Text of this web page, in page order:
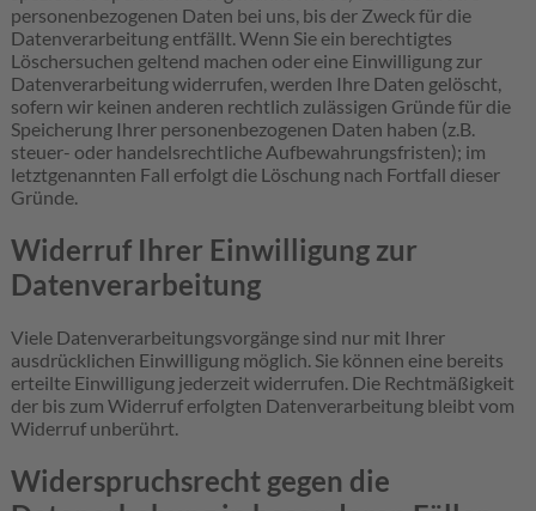
personenbezogenen Daten bei uns, bis der Zweck für die
Datenverarbeitung entfällt. Wenn Sie ein berechtigtes
Löschersuchen geltend machen oder eine Einwilligung zur
Datenverarbeitung widerrufen, werden Ihre Daten gelöscht,
sofern wir keinen anderen rechtlich zulässigen Gründe für die
Speicherung Ihrer personenbezogenen Daten haben (z.B.
steuer- oder handelsrechtliche Aufbewahrungsfristen); im
letztgenannten Fall erfolgt die Löschung nach Fortfall dieser
Gründe.
Widerruf Ihrer Einwilligung zur
Datenverarbeitung
Viele Datenverarbeitungsvorgänge sind nur mit Ihrer
ausdrücklichen Einwilligung möglich. Sie können eine bereits
erteilte Einwilligung jederzeit widerrufen. Die Rechtmäßigkeit
der bis zum Widerruf erfolgten Datenverarbeitung bleibt vom
Widerruf unberührt.
Widerspruchsrecht gegen die